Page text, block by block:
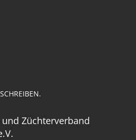
Züchterverband